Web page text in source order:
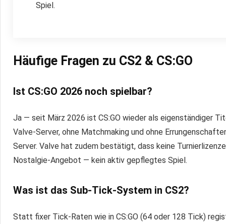
Spiel.
Häufige Fragen zu CS2 & CS:GO
Ist CS:GO 2026 noch spielbar?
Ja — seit März 2026 ist CS:GO wieder als eigenständiger
Valve-Server, ohne Matchmaking und ohne
Server. Valve hat zudem bestätigt, dass keine
Nostalgie-Angebot — kein aktiv gepflegtes Spiel.
Was ist das Sub-Tick-System in CS2?
Statt fixer Tick-Raten wie in CS:GO (64 oder 128 Tick)